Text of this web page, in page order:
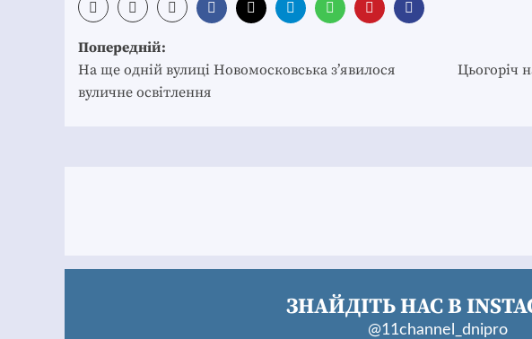
Post
navigation
Попередній:
На ще одній вулиці Новомосковська з’явилося
вуличне освітлення
Цьогоріч
ЗНАЙДІТЬ НАС В
@11channel_dnipro